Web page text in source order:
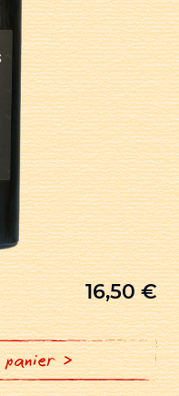
16,50€
panier >